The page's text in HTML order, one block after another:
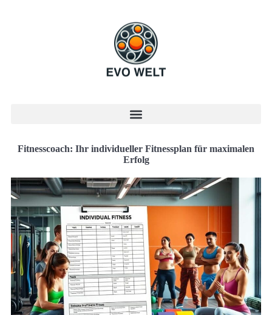
Fitnesscoach: Ihr individueller Fitnessplan für maximalen
Erfolg